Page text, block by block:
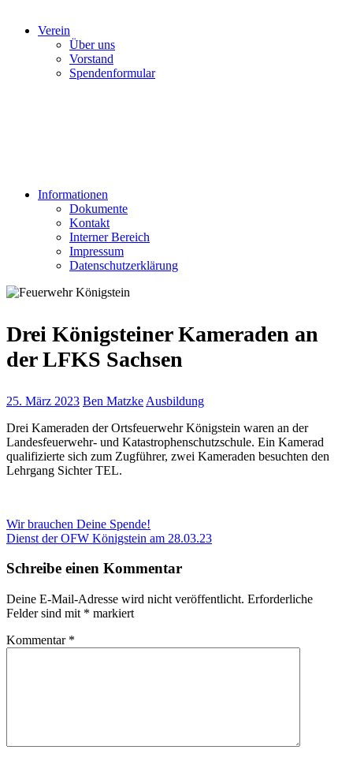
Verein
Über uns
Vorstand
Spendenformular
Informationen
Dokumente
Kontakt
Interner Bereich
Impressum
Datenschutzerklärung
Drei Königsteiner Kameraden an
der LFKS Sachsen
25. März 2023 Ben Matzke Ausbildung
Drei Kameraden der Ortsfeuerwehr Königstein waren an der
Landesfeuerwehr- und Katastrophenschutzschule. Ein Kamerad
qualifizierte sich zum Zugführer, zwei Kameraden besuchten den
Lehrgang Sichter TEL.
Beitragsnavigation
Vorheriger
Beitrag:
Wir brauchen Deine Spende!
Nächster
Dienst der OFW Königstein am 28.03.23
Schreibe einen Kommentar
Deine E-Mail-Adresse wird nicht veröffentlicht. Erforderliche
Felder sind mit * markiert
Kommentar *